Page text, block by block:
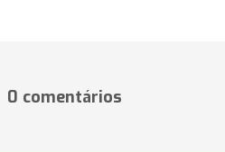
0 comentários